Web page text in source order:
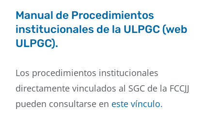
Manual de Procedimientos
institucionales de la ULPGC (web
ULPGC).
Los procedimientos institucionales
directamente vinculados al SGC de la FCCJJ
pueden consultarse en este vínculo.